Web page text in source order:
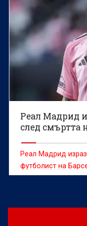
Реал Мадрид
след смъртта
Реал Мадрид
футболист на
на баща му